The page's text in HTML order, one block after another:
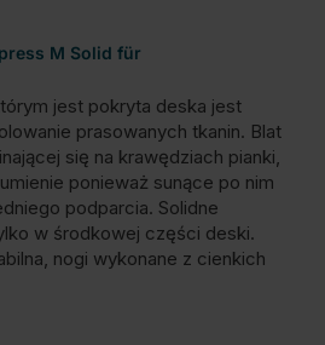
M Solid für
jest pokryta deska jest
prasowanych tkanin. Blat
się na krawędziach pianki,
ponieważ sunące po nim
podparcia. Solidne
w środkowej części deski.
nogi wykonane z cienkich